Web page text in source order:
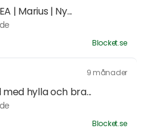
| Marius | Ny...
Blocket.se
9 månader
hylla och bra...
Blocket.se